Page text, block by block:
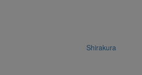
Shirakura